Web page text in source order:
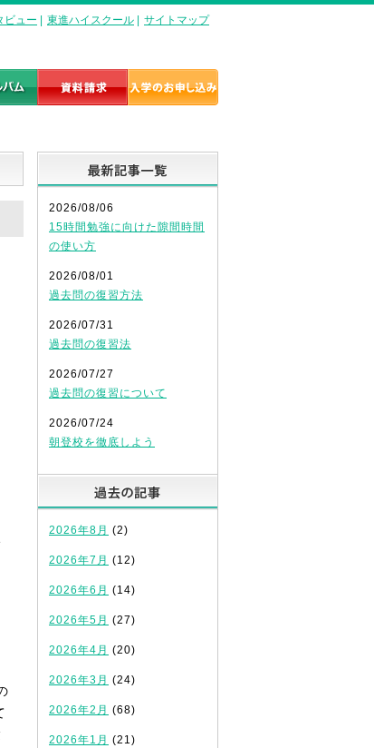
ビュー 東進ハイスクール サイトマップ
2026/08/06
15時間勉強に向けた隙間時間
の使い方
2026/08/01
過去問の復習方法
2026/07/31
過去問の復習法
2026/07/27
過去問の復習について
2026/07/24
朝登校を徹底しよう
2026年8月 (2)
2026年7月 (12)
2026年6月 (14)
2026年5月 (27)
2026年4月 (20)
2026年3月 (24)
2026年2月 (68)
2026年1月 (21)